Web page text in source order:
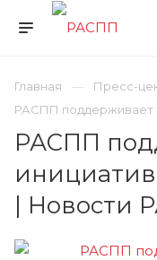
Главная
Пресс-
РАСПП поддерживает
РАСПП
| Новости